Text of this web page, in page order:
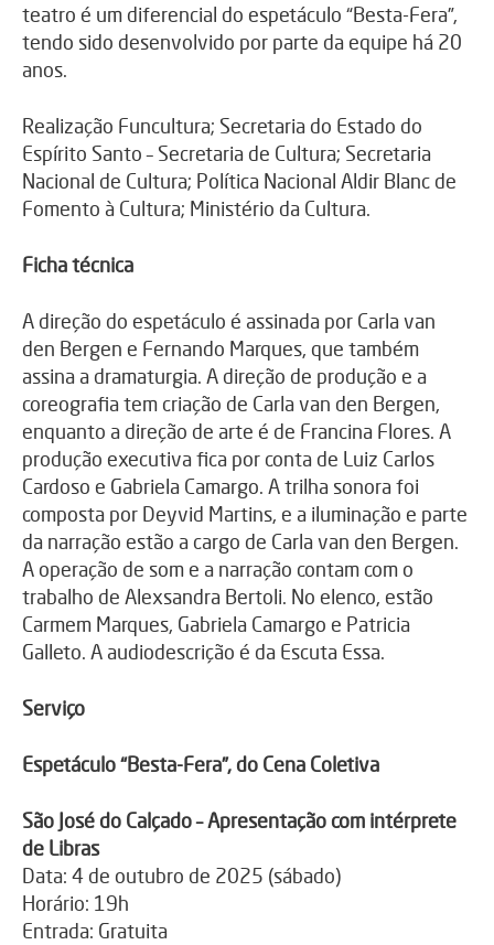
teatro é um diferencial do espetáculo “Besta-Fera”,
tendo sido desenvolvido por parte da equipe há 20
anos.
Realização Funcultura; Secretaria do Estado do
Espírito Santo – Secretaria de Cultura; Secretaria
Nacional de Cultura; Política Nacional Aldir Blanc de
Fomento à Cultura; Ministério da Cultura.
Ficha técnica
A direção do espetáculo é assinada por Carla van
den Bergen e Fernando Marques, que também
assina a dramaturgia. A direção de produção e a
coreografia tem criação de Carla van den Bergen,
enquanto a direção de arte é de Francina Flores. A
produção executiva fica por conta de Luiz Carlos
Cardoso e Gabriela Camargo. A trilha sonora foi
composta por Deyvid Martins, e a iluminação e parte
da narração estão a cargo de Carla van den Bergen.
A operação de som e a narração contam com o
trabalho de Alexsandra Bertoli. No elenco, estão
Carmem Marques, Gabriela Camargo e Patricia
Galleto. A audiodescrição é da Escuta Essa.
Serviço
Espetáculo “Besta-Fera”, do Cena Coletiva
São José do Calçado – Apresentação com intérprete
de Libras
Data: 4 de outubro de 2025 (sábado)
Horário: 19h
Entrada: Gratuita